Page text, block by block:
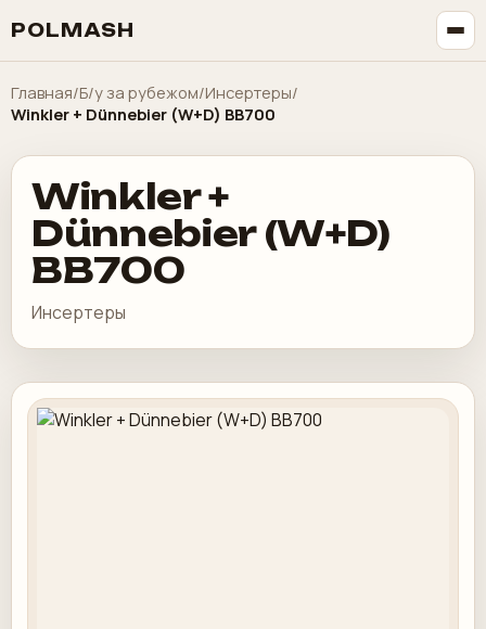
POLMASH
Главная/Б/у за рубежом/Инсертеры/
Winkler + Dünnebier (W+D) BB700
Winkler +
Dünnebier (W+D)
BB700
Инсертеры